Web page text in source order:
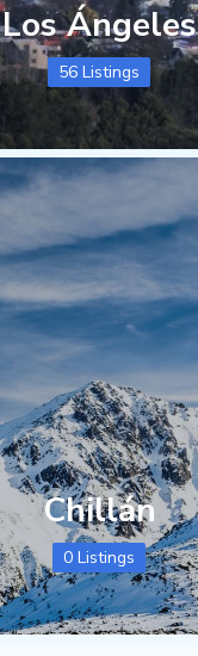
Los Ángeles
56 Listings
Chillán
0 Listings